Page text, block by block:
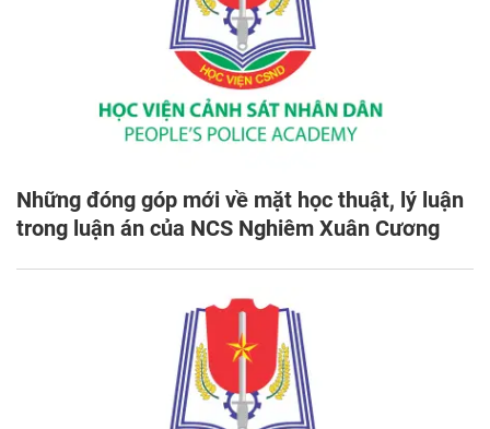
Những đóng góp mới về mặt học thuật, lý luận
trong luận án của NCS Nghiêm Xuân Cương